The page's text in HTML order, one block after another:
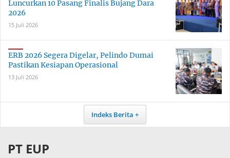
Luncurkan 10 Pasang Finalis Bujang Dara
2026
15 Juli 2026
ERB 2026 Segera Digelar, Pelindo Dumai
Pastikan Kesiapan Operasional
13 Juli 2026
Indeks Berita
PT EUP